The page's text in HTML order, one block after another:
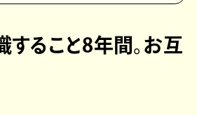
すること8年間。お互